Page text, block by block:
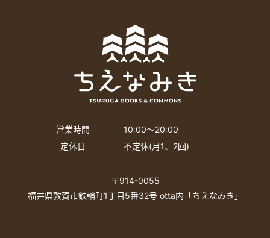
営業時間
10:00〜20:00
定休日
不定休(月1、2回)
〒914-0055
福井県敦賀市鉄輪町1丁目5番32号 otta内「ちえなみき」